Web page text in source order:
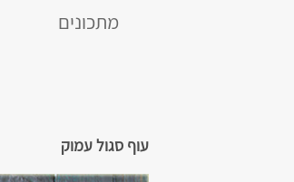
מתכונים
עוף סגול עמוק